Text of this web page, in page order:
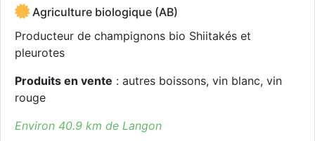
Agriculture biologique (AB)
Producteur de champignons bio Shiitakés et
pleurotes
Produits en vente : autres boissons, vin blanc, vin
rouge
Environ 40.9 km de Langon